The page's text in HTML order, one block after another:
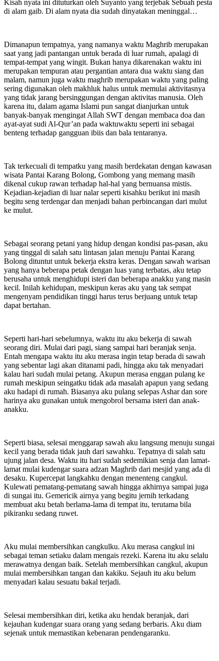
Kisah nyata ini dituturkan oleh Suyanto yang terjebak Sebuah pesta
di alam gaib. Di alam nyata dia sudah dinyatakan meninggal…
Dimanapun tempatnya, yang namanya waktu Maghrib merupakan
saat yang jadi pantangan untuk berada di luar rumah, apalagi di
tempat-tempat yang wingit. Bukan hanya dikarenakan waktu ini
merupakan tempuran atau pergantian antara dua waktu siang dan
malam, namun juga waktu maghrib merupakan waktu yang paling
sering digunakan oleh makhluk halus untuk memulai aktivitasnya
yang tidak jarang bersinggungan dengan aktivitas manusia. Oleh
karena itu, dalam agama Islami pun sangat dianjurkan untuk
banyak-banyak mengingat Allah SWT dengan membaca doa dan
ayat-ayat sudi Al-Qur’an pada waktuwaktu seperti ini sebagai
benteng terhadap gangguan ibiis dan bala tentaranya.
Tak terkecuali di tempatku yang masih berdekatan dengan kawasan
wisata Pantai Karang Bolong, Gombong yang memang masih
dikenal cukup rawan terhadap hal-hal yang bernuansa mistis.
Kejadian-kejadian di luar nalar seperti kisahku berikut ini masih
begitu seng terdengar dan menjadi bahan perbincangan dari mulut
ke mulut.
Sebagai seorang petani yang hidup dengan kondisi pas-pasan, aku
yang tinggal di salah satu lintasan jalan menuju Pantai Karang
Bolong dituntut untuk bekerja ekstra keras. Dengan sawah warisan
yang hanya beberapa petak dengan luas yang terbatas, aku tetap
berusaha untuk menghidupi isteri dan beberapa anakku yang masin
kecil. Inilah kehidupan, meskipun keras aku yang tak sempat
mengenyam pendidikan tinggi harus terus berjuang untuk tetap
dapat bertahan.
Seperti hari-hari sebelumnya, waktu itu aku bekerja di sawah
seorang diri. Mulai dari pagi, siang sampai hari beranjak senja.
Entah mengapa waktu itu aku merasa ingin tetap berada di sawah
yang sebentar lagi akan ditanami padi, hingga aku tak menyadari
kalau hari sudah mulai petang. Akupun merasa enggan pulang ke
rumah meskipun seingatku tidak ada masalah apapun yang sedang
aku hadapi di rumah. Biasanya aku pulang selepas Ashar dan sore
harinya aku gunakan untuk mengobrol bersama isteri dan anak-
anakku.
Seperti biasa, selesai menggarap sawah aku langsung menuju sungai
kecil yang berada tidak jauh dari sawahku. Tepatnya di salah satu
ujung jalan desa. Waktu itu hari sudah sedemikian senja dan lamat-
lamat mulai kudengar suara adzan Maghrib dari mesjid yang ada di
desaku. Kupercepat langkahku dengan menenteng cangkul.
Kulewati pematang-pematang sawah hingga akhirnya sampai juga
di sungai itu. Gemericik airnya yang begitu jernih terkadang
membuat aku betah berlama-lama di tempat itu, terutama bila
pikiranku sedang ruwet.
Aku mulai membersihkan cangkulku. Aku merasa cangkul ini
sebagai teman setiaku dalam mengais rezeki. Karena itu aku selalu
merawatnya dengan baik. Setelah membersihkan cangkul, akupun
mulai membersihkan tangan dan kakiku. Sejauh itu aku belum
menyadari kalau sesuatu bakal terjadi.
Selesai membersihkan diri, ketika aku hendak beranjak, dari
kejauhan kudengar suara orang yang sedang berbaris. Aku diam
sejenak untuk memastikan kebenaran pendengaranku.